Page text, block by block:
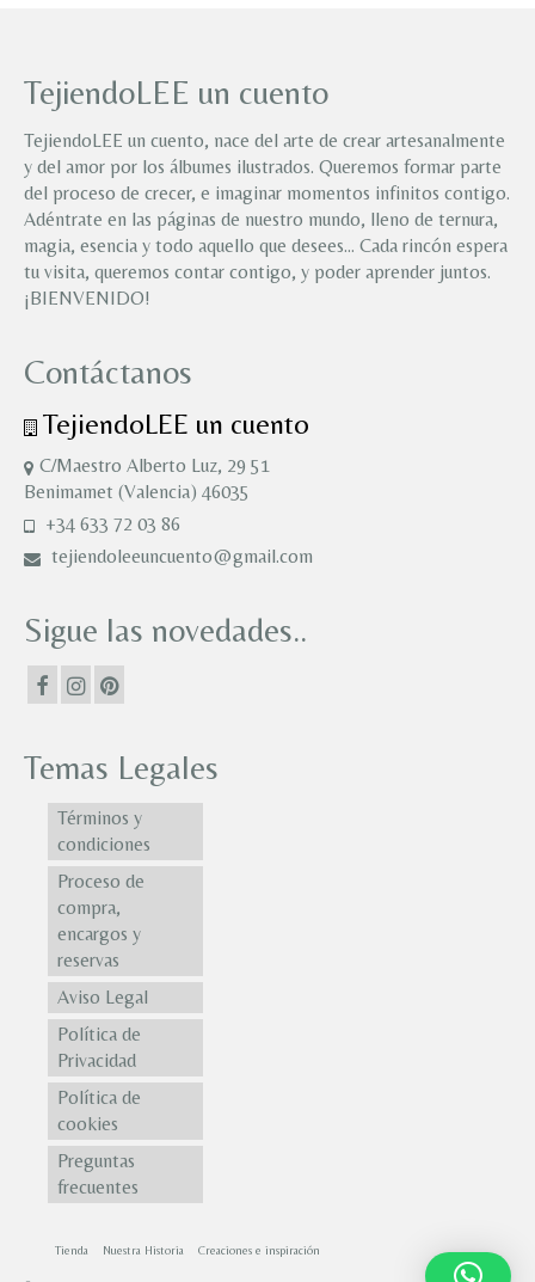
TejiendoLEE un cuento
TejiendoLEE un cuento, nace del arte de crear artesanalmente
y del amor por los álbumes ilustrados. Queremos formar parte
del proceso de crecer, e imaginar momentos infinitos contigo.
Adéntrate en las páginas de nuestro mundo, lleno de ternura,
magia, esencia y todo aquello que desees… Cada rincón espera
tu visita, queremos contar contigo, y poder aprender juntos.
¡BIENVENIDO!
Contáctanos
TejiendoLEE un cuento
C/Maestro Alberto Luz, 29 51
Benimamet (Valencia) 46035
+34 633 72 03 86
tejiendoleeuncuento@gmail.com
Sigue las novedades..
Temas Legales
Términos y
condiciones
Proceso de
compra,
encargos y
reservas
Aviso Legal
Política de
Privacidad
Política de
cookies
Preguntas
frecuentes
Tienda Nuestra Historia Creaciones e inspiración